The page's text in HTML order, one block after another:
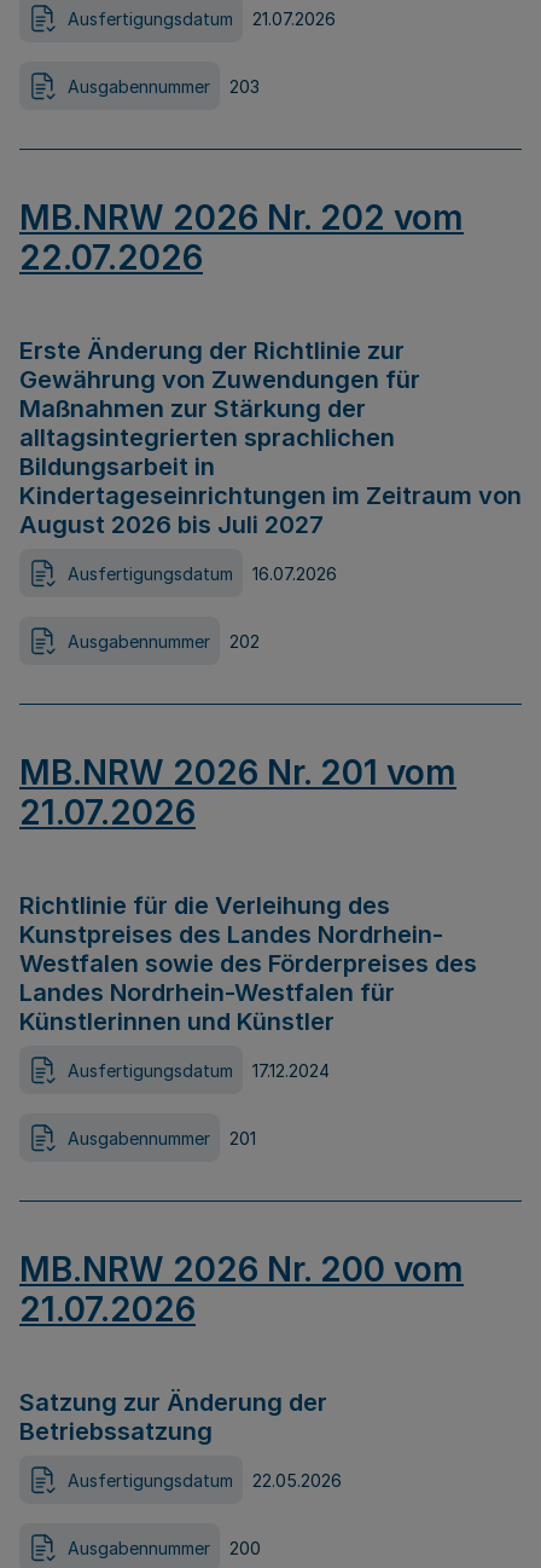
Ausfertigungsdatum 21.07.2026
Ausgabennummer 203
MB.NRW 2026 Nr. 202 vom
22.07.2026
Erste Änderung der Richtlinie zur
Gewährung von Zuwendungen für
Maßnahmen zur Stärkung der
alltagsintegrierten sprachlichen
Bildungsarbeit in
Kindertageseinrichtungen im Zeitraum von
August 2026 bis Juli 2027
Ausfertigungsdatum 16.07.2026
Ausgabennummer 202
MB.NRW 2026 Nr. 201 vom
21.07.2026
Richtlinie für die Verleihung des
Kunstpreises des Landes Nordrhein-
Westfalen sowie des Förderpreises des
Landes Nordrhein-Westfalen für
Künstlerinnen und Künstler
Ausfertigungsdatum 17.12.2024
Ausgabennummer 201
MB.NRW 2026 Nr. 200 vom
21.07.2026
Satzung zur Änderung der
Betriebssatzung
Ausfertigungsdatum 22.05.2026
Ausgabennummer 200